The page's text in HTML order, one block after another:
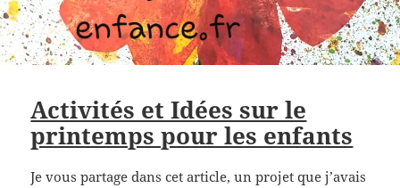
Activités et Idées sur le
printemps pour les enfants
Je vous partage dans cet article, un projet que j’avais